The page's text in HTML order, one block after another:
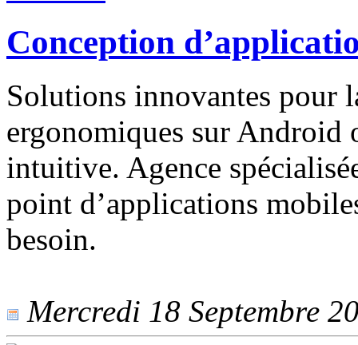
Conception
Solutions innovantes pour
ergonomiques sur Android
intuitive. Agence
point d’applications
besoin.
Mercredi 18 Septembre